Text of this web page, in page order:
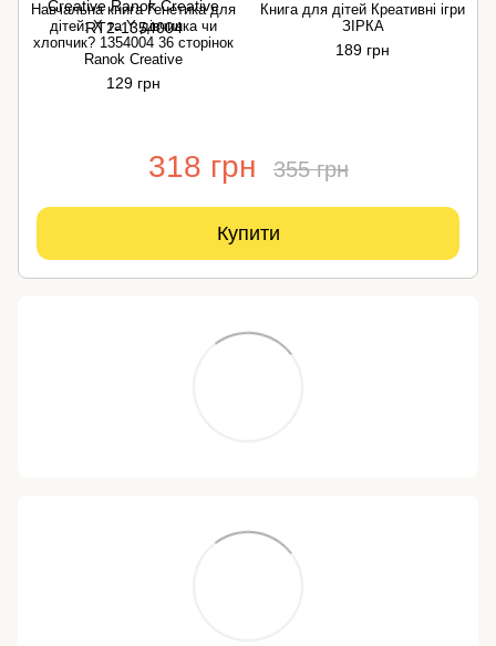
Навчальна книга Генетика для
дітей: X та Y дівчинка чи
хлопчик? 1354004 36 сторінок
Ranok Creative
129 грн
Книга для дітей Креативні ігри
ЗІРКА
189 грн
318 грн 355 грн
Купити